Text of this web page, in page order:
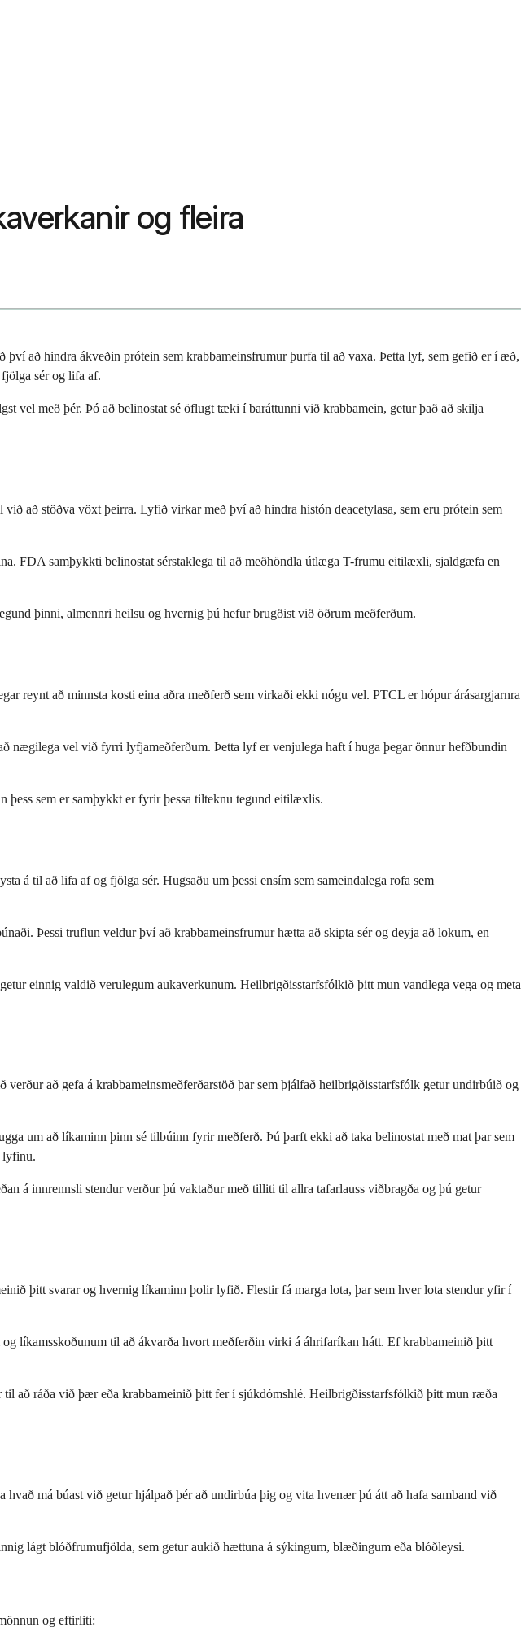
og fleira
að hindra ákveðin prótein sem krabbameinsfrumur þurfa til að vaxa. Þetta lyf, sem gefið er í æð,
sér og lifa af.
vel með þér. Þó að belinostat sé öflugt tæki í baráttunni við krabbamein, getur það að skilja
að stöðva vöxt þeirra. Lyfið virkar með því að hindra histón deacetylasa, sem eru prótein sem
FDA samþykkti belinostat sérstaklega til að meðhöndla útlæga T-frumu eitilæxli, sjaldgæfa en
þinni, almennri heilsu og hvernig þú hefur brugðist við öðrum meðferðum.
reynt að minnsta kosti eina aðra meðferð sem virkaði ekki nógu vel. PTCL er hópur árásargjarnra
vel við fyrri lyfjameðferðum. Þetta lyf er venjulega haft í huga þegar önnur hefðbundin
sem er samþykkt er fyrir þessa tilteknu tegund eitilæxlis.
á til að lifa af og fjölga sér. Hugsaðu um þessi ensím sem sameindalega rofa sem
Þessi truflun veldur því að krabbameinsfrumur hætta að skipta sér og deyja að lokum, en
einnig valdið verulegum aukaverkunum. Heilbrigðisstarfsfólkið þitt mun vandlega vega og meta
að gefa á krabbameinsmeðferðarstöð þar sem þjálfað heilbrigðisstarfsfólk getur undirbúið og
um að líkaminn þinn sé tilbúinn fyrir meðferð. Þú þarft ekki að taka belinostat með mat þar sem
lyfinu.
á innrennsli stendur verður þú vaktaður með tilliti til allra tafarlauss viðbragða og þú getur
þitt svarar og hvernig líkaminn þolir lyfið. Flestir fá marga lota, þar sem hver lota stendur yfir í
líkamsskoðunum til að ákvarða hvort meðferðin virki á áhrifaríkan hátt. Ef krabbameinið þitt
að ráða við þær eða krabbameinið þitt fer í sjúkdómshlé. Heilbrigðisstarfsfólkið þitt mun ræða
má búast við getur hjálpað þér að undirbúa þig og vita hvenær þú átt að hafa samband við
lágt blóðfrumufjölda, sem getur aukið hættuna á sýkingum, blæðingum eða blóðleysi.
og eftirliti: